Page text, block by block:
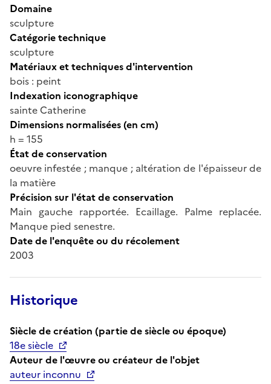
Domaine
sculpture
Catégorie technique
sculpture
Matériaux et techniques d'intervention
bois : peint
Indexation iconographique
sainte Catherine
Dimensions normalisées (en cm)
h = 155
État de conservation
oeuvre infestée ; manque ; altération de l'épaisseur de
la matière
Précision sur l'état de conservation
Main gauche rapportée. Ecaillage. Palme replacée.
Manque pied senestre.
Date de l'enquête ou du récolement
2003
Historique
Siècle de création (partie de siècle ou époque)
18e siècle
Auteur de l'œuvre ou créateur de l'objet
auteur inconnu